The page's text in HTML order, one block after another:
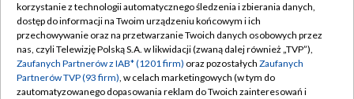
TVP
Abonament TVP
Emisja w TVP
Centrum informacji TVP
Regulamin TVP
Polityka prywatności
Moje zgody
korzystanie z technologii automatycznego śledzenia i zbierania danych,
dostęp do informacji na Twoim urządzeniu końcowym i ich
przechowywanie oraz na przetwarzanie Twoich danych osobowych przez
nas, czyli Telewizję Polską S.A. w likwidacji (zwaną dalej również „TVP”),
Zaufanych Partnerów z IAB* (1201 firm) oraz pozostałych Zaufanych
Partnerów TVP (93 firm), w celach marketingowych (w tym do
zautomatyzowanego dopasowania reklam do Twoich zainteresowań i